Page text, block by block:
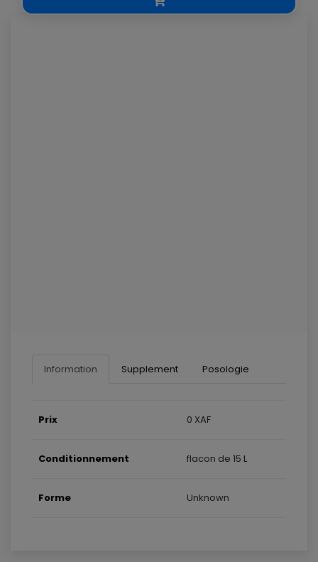
Information Supplement Posologie
Prix 0 XAF
Conditionnement flacon de 15 L
Forme Unknown